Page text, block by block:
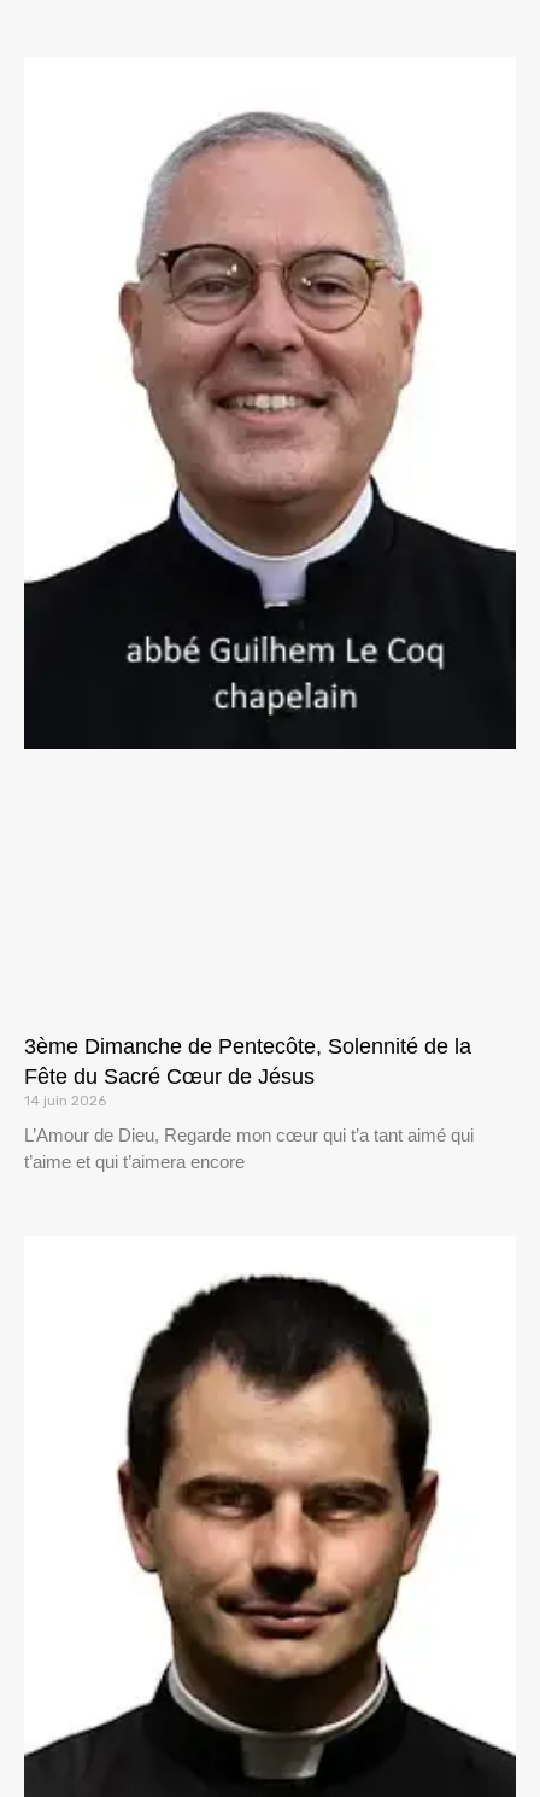
3ème Dimanche de Pentecôte, Solennité de la
Fête du Sacré Cœur de Jésus
14 juin 2026
L’Amour de Dieu, Regarde mon cœur qui t’a tant aimé qui
t’aime et qui t’aimera encore